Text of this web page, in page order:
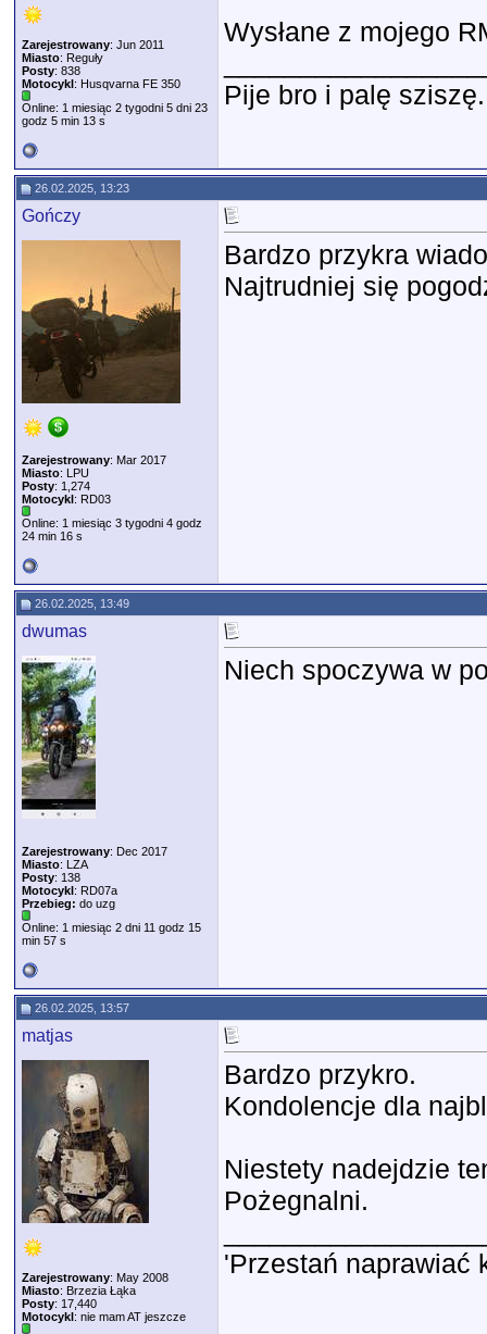
Zarejestrowany: Jun 2011
Miasto: Reguły
Posty: 838
Motocykl: Husqvarna FE 350
Online: 1 miesiąc 2 tygodni 5 dni 23
godz 5 min 13 s
Wysłane z mojego
Pije bro i palę
26.02.2025, 13:23
Gończy
Zarejestrowany: Mar 2017
Miasto: LPU
Posty: 1,274
Motocykl: RD03
Online: 1 miesiąc 3 tygodni 4 godz
24 min 16 s
Bardzo przykra
Najtrudniej się
26.02.2025, 13:49
dwumas
Zarejestrowany: Dec 2017
Miasto: LZA
Posty: 138
Motocykl: RD07a
Przebieg: do uzg
Online: 1 miesiąc 2 dni 11 godz 15
min 57 s
Niech spoczywa w
26.02.2025, 13:57
matjas
Zarejestrowany: May 2008
Miasto: Brzezia Łąka
Posty: 17,440
Motocykl: nie mam AT jeszcze
Bardzo przykro.
Kondolencje dla
Niestety nadejdzie
Pożegnalni.
'Przestań naprawiać